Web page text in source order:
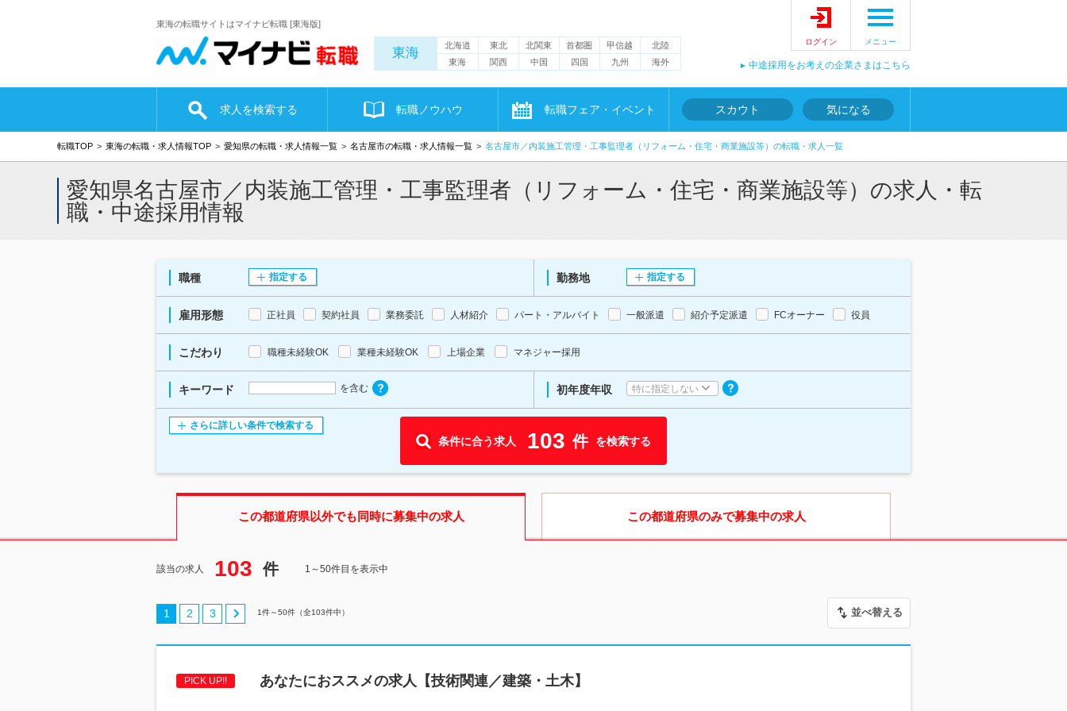
東海の転職サイトはマイナビ転職 [東海版]
東海 北海道 東北 北関東 首都圏 甲信越
北陸
東海
関西 中国 四国 九州 海外
ログイン メニュー
中途採用をお考えの企業さまはこちら
求人を検索する 転職ノウハウ 転職フェア・イベント スカウト 気になる
転職TOP 東海の転職・求人情報TOP 愛知県の転職・求人情報一覧 名古屋市の転職・求人情報一覧 名古屋市／内装施工管理・工事監理者（リフォーム・住宅・商業施設等）の転職・求人一覧
愛知県名古屋市／内装施工管理・工事監理者（リフォーム・住宅・商業施設等）の求人・転
職・中途採用情報
職種 指定する 勤務地 指定する
雇用形態 正社員 契約社員 業務委託 人材紹介 パート・アルバイト 一般派遣 紹介予定派遣 FCオーナー 役員
こだわり 職種未経験OK 業種未経験OK 上場企業 マネジャー採用
キーワード を含む 初年度年収 特に指定しない
さらに詳しい条件で検索する
条件に合う求人 103 件 を検索する
この都道府県以外でも同時に募集中の求人 この都道府県のみで募集中の求人
該当の求人 103 件 1～50件目を表示中
1 2 3 1件～50件（全103件中） 並べ替える
PICK UP!! あなたにおススメの求人【技術関連／建築・土木】